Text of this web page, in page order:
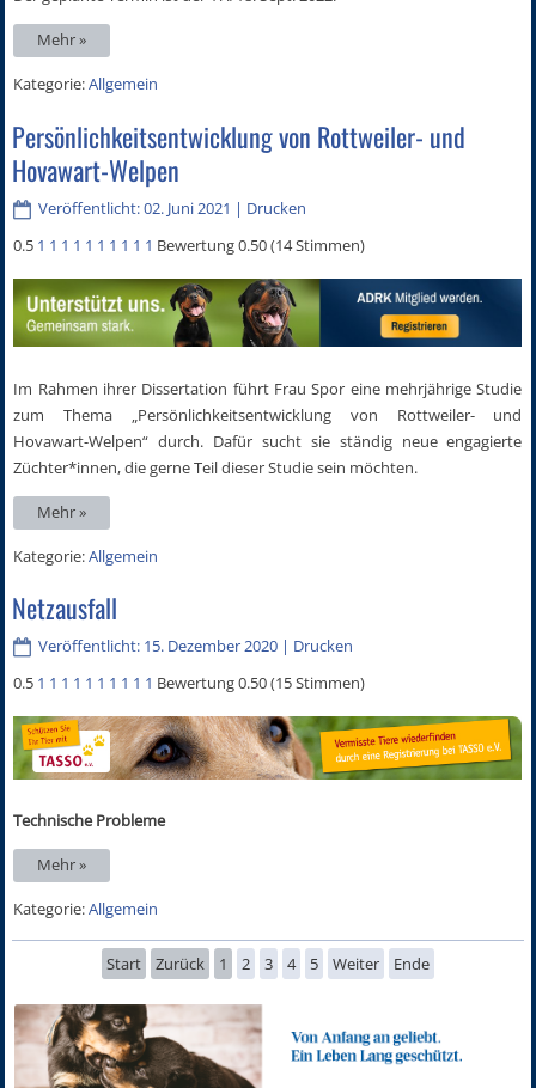
Mehr »
Kategorie:Allgemein
Persönlichkeitsentwicklung von Rottweiler- und
Hovawart-Welpen
Veröffentlicht: 02. Juni 2021 | Drucken
0.5 1 1 1 1 1 1 1 1 1 1 Bewertung 0.50 (14 Stimmen)
Im Rahmen ihrer Dissertation führt Frau Spor eine mehrjährige Studie
zum Thema „Persönlichkeitsentwicklung von Rottweiler- und
Hovawart-Welpen“ durch. Dafür sucht sie ständig neue engagierte
Züchter*innen, die gerne Teil dieser Studie sein möchten.
Mehr »
Kategorie:Allgemein
Netzausfall
Veröffentlicht: 15. Dezember 2020 | Drucken
0.5 1 1 1 1 1 1 1 1 1 1 Bewertung 0.50 (15 Stimmen)
Technische Probleme
Mehr »
Kategorie:Allgemein
Start Zurück 1 2 3 4 5 Weiter Ende